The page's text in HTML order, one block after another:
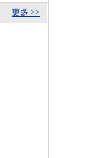
更多 >>